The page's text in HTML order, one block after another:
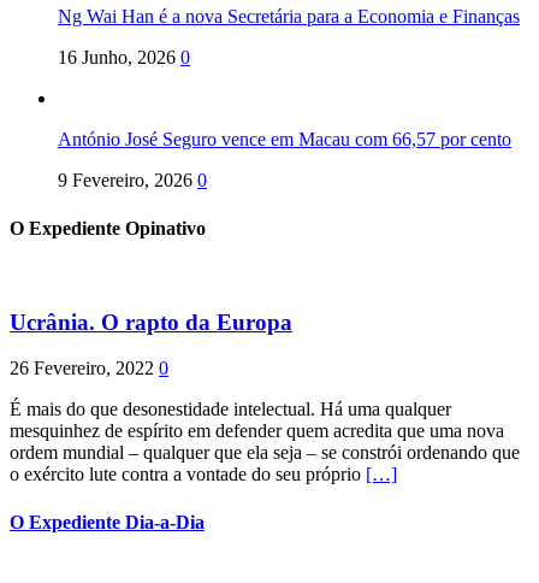
Ng Wai Han é a nova Secretária para a Economia e Finanças
16 Junho, 2026 0
António José Seguro vence em Macau com 66,57 por cento
9 Fevereiro, 2026 0
O Expediente Opinativo
Ucrânia. O rapto da Europa
26 Fevereiro, 2022 0
É mais do que desonestidade intelectual. Há uma qualquer
mesquinhez de espírito em defender quem acredita que uma nova
ordem mundial – qualquer que ela seja – se constrói ordenando que
o exército lute contra a vontade do seu próprio […]
O Expediente Dia-a-Dia